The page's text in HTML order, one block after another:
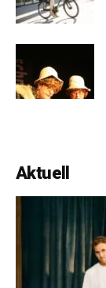
Aktuell